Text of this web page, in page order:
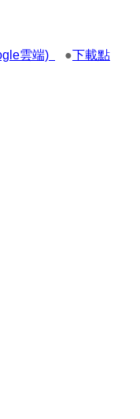
雲端) ●下載點